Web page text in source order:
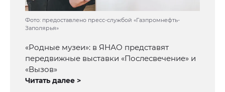
Фото: предоставлено пресс-службой «Газпромнефть-
Заполярья»
«Родные музеи»: в ЯНАО представят
передвижные выставки «Послесвечение» и
«Вызов»
Читать далее >